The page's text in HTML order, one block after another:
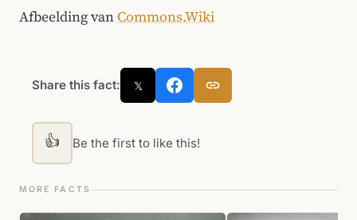
Afbeelding vanCommons.Wiki
Share this fact: 𝕏
👍 Be the first to like this!
MORE FACTS